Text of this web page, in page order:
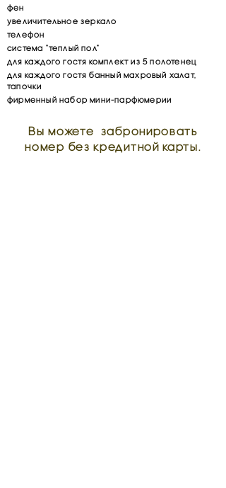
фен
увеличительное зеркало
телефон
система "теплый пол"
для каждого гостя комплект из 5 полотенец
для каждого гостя банный махровый халат,
тапочки
фирменный набор мини-парфюмерии
Вы можете забронировать
номер без кредитной карты.